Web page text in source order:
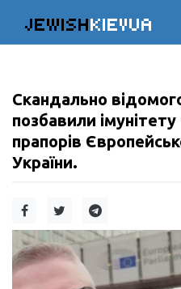
JEWISHKIEVUA
Скандально
позбавили
прапорів
України.